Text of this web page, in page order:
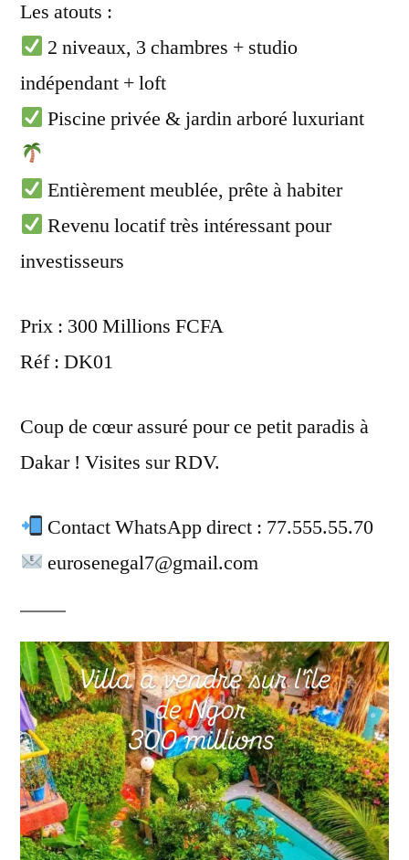
Les atouts :
2 niveaux, 3 chambres + studio
indépendant + loft
Piscine privée & jardin arboré luxuriant
Entièrement meublée, prête à habiter
Revenu locatif très intéressant pour
investisseurs
Prix : 300 Millions FCFA
Réf : DK01
Coup de cœur assuré pour ce petit paradis à
Dakar ! Visites sur RDV.
Contact WhatsApp direct : 77.555.55.70
eurosenegal7@gmail.com